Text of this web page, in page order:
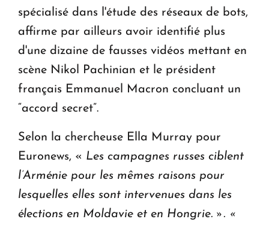
spécialisé dans l'étude des réseaux de bots,
affirme par ailleurs avoir identifié plus
d'une dizaine de fausses vidéos mettant en
scène Nikol Pachinian et le président
français Emmanuel Macron concluant un
“accord secret”.
Selon la chercheuse Ella Murray pour
Euronews, « Les campagnes russes ciblent
l’Arménie pour les mêmes raisons pour
lesquelles elles sont intervenues dans les
élections en Moldavie et en Hongrie. ». «